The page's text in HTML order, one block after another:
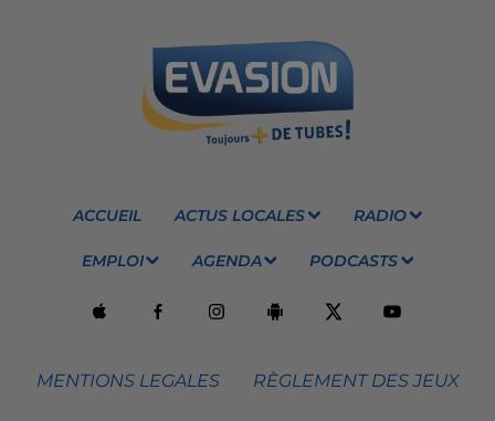
ACCUEIL ACTUS LOCALES RADIO
EMPLOI AGENDA PODCASTS
MENTIONS LEGALES RÈGLEMENT DES JEUX